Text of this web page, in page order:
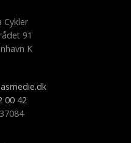
Cykler
91
K
00 42